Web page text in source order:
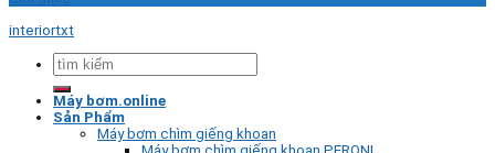
interiortxt
Tìm
kiếm:
Máy bơm.online
Sản Phẩm
Máy bơm chìm giếng khoan